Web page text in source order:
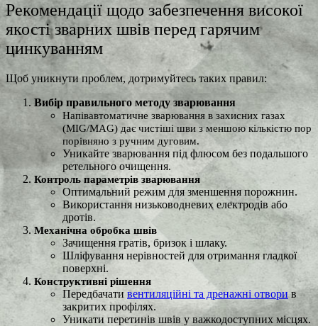
Рекомендації щодо забезпечення високої
якості зварних швів перед гарячим
цинкуванням
Щоб уникнути проблем, дотримуйтесь таких правил:
Вибір правильного методу зварювання
Напівавтоматичне зварювання в захисних газах
(MIG/MAG) дає чистіші шви з меншою кількістю пор
порівняно з ручним дуговим.
Уникайте зварювання під флюсом без подальшого
ретельного очищення.
Контроль параметрів зварювання
Оптимальний режим для зменшення порожнин.
Використання низьководневих електродів або
дротів.
Механічна обробка швів
Зачищення гратів, бризок і шлаку.
Шліфування нерівностей для отримання гладкої
поверхні.
Конструктивні рішення
Передбачати вентиляційні та дренажні отворив
закритих профілях.
Уникати перетинів швів у важкодоступних місцях.